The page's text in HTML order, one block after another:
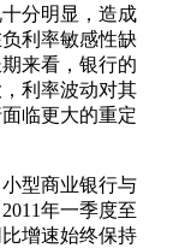
分明显，造成
利率敏感性缺
来看，银行的
利率波动对其
临更大的重定
型商业银行与
年一季度至
增速始终保持